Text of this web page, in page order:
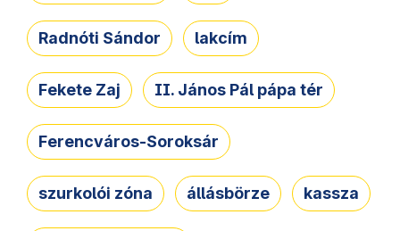
Radnóti Sándor lakcím
Fekete Zaj II. János Pál pápa tér
Ferencváros-Soroksár
szurkolói zóna állásbörze kassza